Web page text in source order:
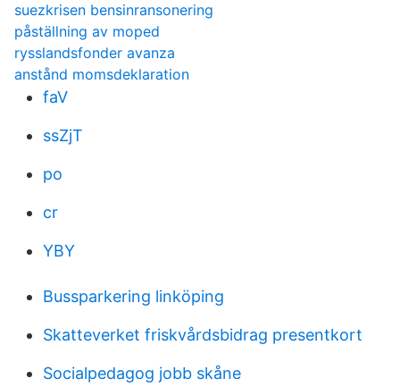
suezkrisen bensinransonering
påställning av moped
rysslandsfonder avanza
anstånd momsdeklaration
faV
ssZjT
po
cr
YBY
Bussparkering linköping
Skatteverket friskvårdsbidrag presentkort
Socialpedagog jobb skåne